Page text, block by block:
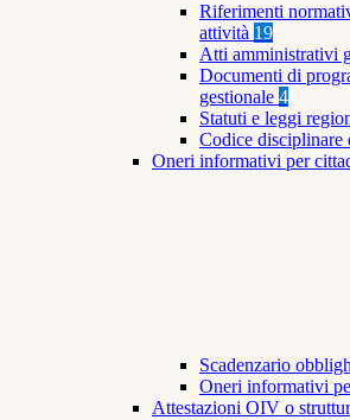
Riferimenti
attività 19
Atti amministrativi
Documenti di
gestionale 4
Statuti e leggi
Codice disciplinare
Oneri informativi per
Scadenzario
Oneri informativi
Attestazioni OIV o